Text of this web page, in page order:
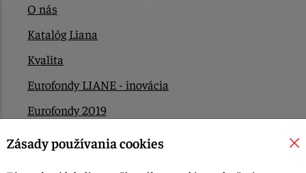
O nás
Katalóg Liana
Kvalita
Eurofondy LIANE - inovácia
Eurofondy 2019
Eurofondy 2022/2023
Zásady používania cookies